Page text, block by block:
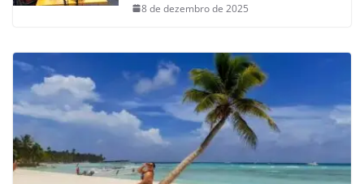
8 de dezembro de 2025